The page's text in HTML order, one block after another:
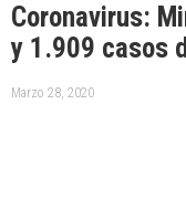
Coronavirus:
y 1.909 casos
Marzo 28, 2020